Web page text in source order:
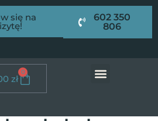
się na
602 350
806
zł
0